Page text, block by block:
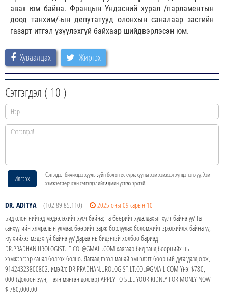
авах юм байна. Францын Үндэсний хурал /парламентын
доод танхим/-ын депутатууд олонхын саналаар засгийн
газарт итгэл үзүүлэхгүй байхаар шийдвэрлэсэн юм.
Хуваалцах Жиргэх
Сэтгэгдэл ( 10 )
Илгээх
Сэтгэгдэл бичихдээ хууль зүйн болон ёс суртахууны хэм хэмжээг хүндэтгэнэ үү. Хэм
хэмжээг зөрчсөн сэтгэгдэлийг админ устгах эрхтэй.
DR. ADITYA (102.89.85.110)
2025 оны 09 сарын 10
Бид олон нийтэд мэдээлэхийг хүсч байна; Та бөөрийг худалдахыг хүсч байна уу? Та
санхүүгийн хямралын улмаас бөөрийг зарж борлуулах боломжийг эрэлхийлж байна уу,
юу хийхээ мэдэхгүй байна уу? Дараа нь бидэнтэй холбоо бариад
DR.PRADHAN.UROLOGIST.LT.COL@GMAIL.COM хаягаар бид танд бөөрнийх нь
хэмжээгээр санал болгох болно. Яагаад гэвэл манай эмнэлэгт бөөрний дутагдалд орж,
91424323800802. имэйл: DR.PRADHAN.UROLOGIST.LT.COL@GMAIL.COM Yнэ: $780,
000 (Долоон зуун, Наян мянган доллар) APPLY TO SELL YOUR KIDNEY FOR MONEY NOW
$ 780,000.00